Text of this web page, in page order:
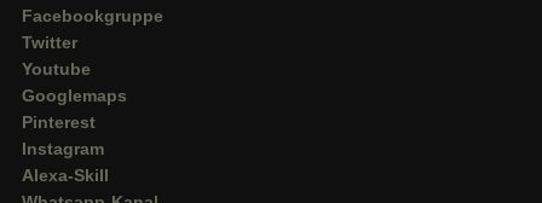
Facebookgruppe
Twitter
Youtube
Googlemaps
Pinterest
Instagram
Alexa-Skill